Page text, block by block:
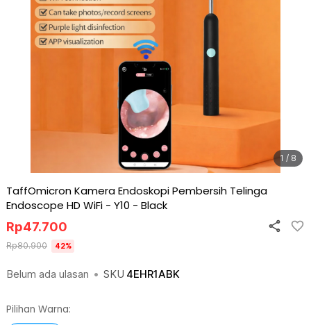
1 / 8
TaffOmicron Kamera Endoskopi Pembersih Telinga
Endoscope HD WiFi - Y10 - Black
Belum ada ulasan • SKU 4EHR1ABK
Rp47.700
Rp80.900 42%
Pilihan Warna: